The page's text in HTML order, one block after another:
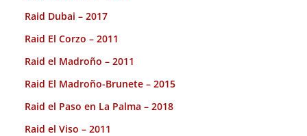
Raid Dubai – 2017
Raid El Corzo – 2011
Raid el Madroño – 2011
Raid El Madroño-Brunete – 2015
Raid el Paso en La Palma – 2018
Raid el Viso – 2011